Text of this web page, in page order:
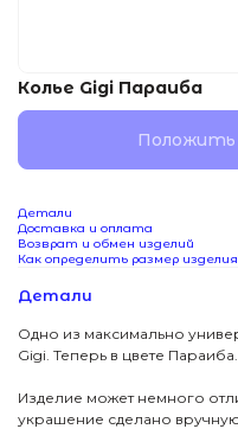
Колье Gigi Параиба
Положить
Детали
Доставка и оплата
Возврат и обмен изделий
Как определить размер
Детали
Одно из максимально
Gigi. Теперь в цвете Параиба.
Изделие может немного
украшение сделано